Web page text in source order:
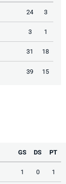
24 3
3 1
31 18
39 15
GS DS PT
1 0 1